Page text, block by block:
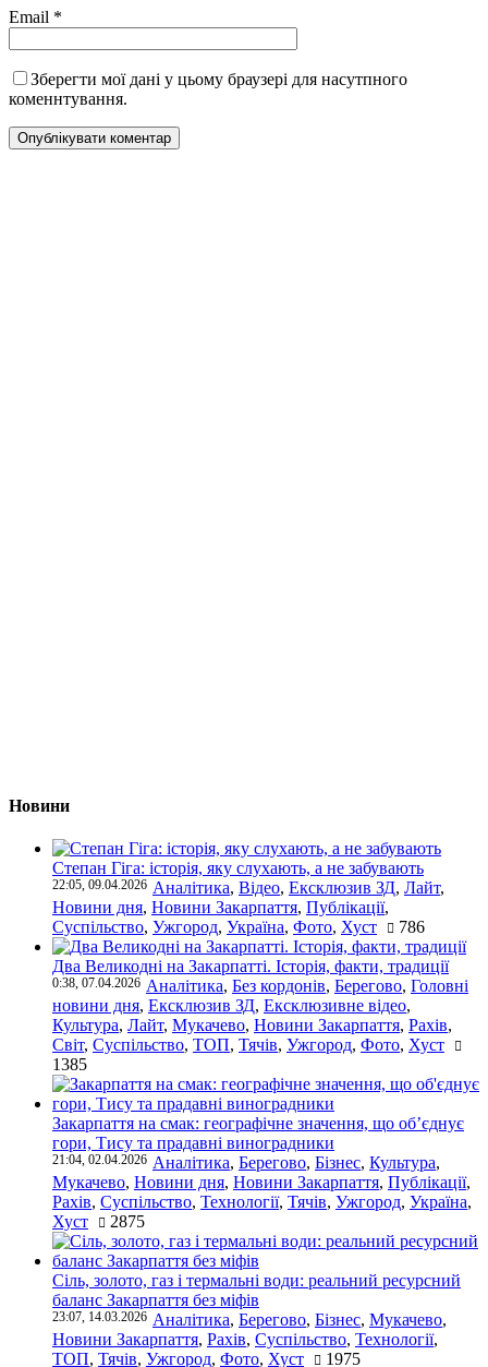
Email *
Зберегти мої дані у цьому браузері для насутпного
коменнтування.
Новини
Степан Гіга: історія, яку слухають, а не забувають
22:05, 09.04.2026 Аналітика, Відео, Ексклюзив ЗД, Лайт,
Новини дня, Новини Закарпаття, Публікації,
Суспільство, Ужгород, Україна, Фото, Хуст 786
Два Великодні на Закарпатті. Історія, факти, традиції
0:38, 07.04.2026 Аналітика, Без кордонів, Берегово, Головні
новини дня, Ексклюзив ЗД, Ексклюзивне відео,
Культура, Лайт, Мукачево, Новини Закарпаття, Рахів,
Світ, Суспільство, ТОП, Тячів, Ужгород, Фото, Хуст
1385
Закарпаття на смак: географічне значення, що об’єднує
гори, Тису та прадавні виноградники
21:04, 02.04.2026 Аналітика, Берегово, Бізнес, Культура,
Мукачево, Новини дня, Новини Закарпаття, Публікації,
Рахів, Суспільство, Технології, Тячів, Ужгород, Україна,
Хуст
2875
Сіль, золото, газ і термальні води: реальний ресурсний
баланс Закарпаття без міфів
23:07, 14.03.2026 Аналітика, Берегово, Бізнес, Мукачево,
Новини Закарпаття, Рахів, Суспільство, Технології,
ТОП, Тячів, Ужгород, Фото, Хуст 1975